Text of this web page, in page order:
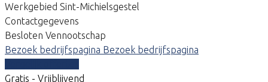
Werkgebied Sint-Michielsgestel
Contactgegevens
Besloten Vennootschap
Bezoek bedrijfspagina Bezoek bedrijfspagina
Gratis - Vrijblijvend